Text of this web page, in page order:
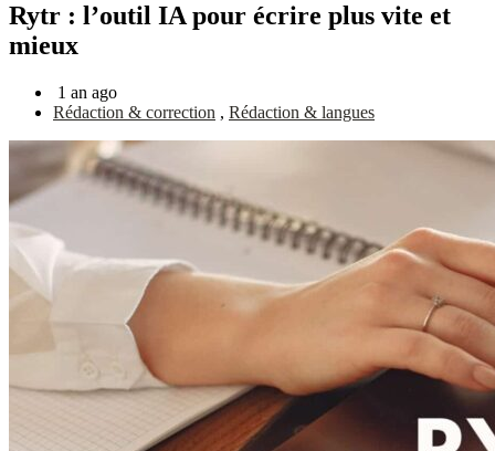
Rytr : l’outil IA pour écrire plus vite et
mieux
1 an ago
Rédaction & correction , Rédaction & langues